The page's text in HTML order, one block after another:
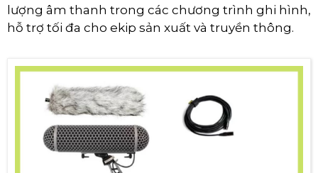
lượng âm thanh trong các chương trình ghi hình,
hỗ trợ tối đa cho ekip sản xuất và truyền thông.